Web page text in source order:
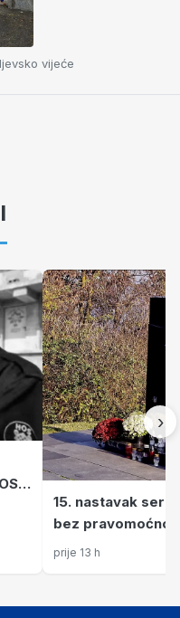
vijeće
15. nastavak
bez pravomoćnog
Gavrilović u
ali jesu li kazne
prije 13 h
›